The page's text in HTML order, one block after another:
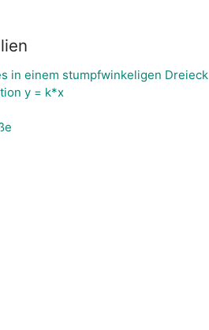
in einem stumpfwinkeligen Dreieck
y = k*x